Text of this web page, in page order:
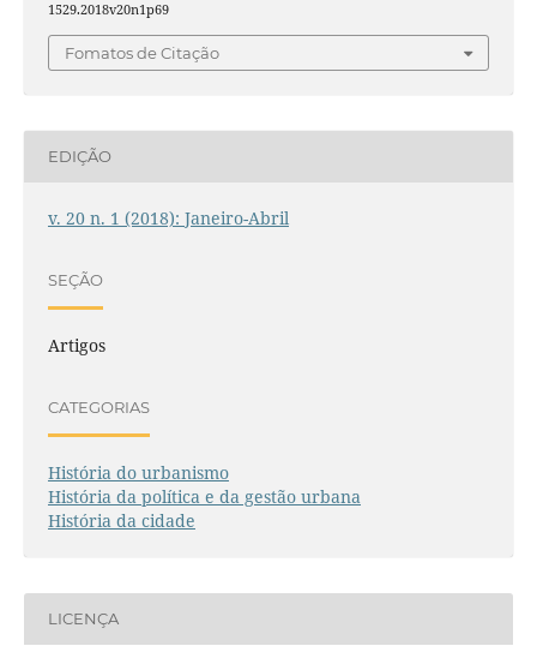
1529.2018v20n1p69
Fomatos de Citação
EDIÇÃO
v. 20 n. 1 (2018): Janeiro-Abril
SEÇÃO
Artigos
CATEGORIAS
História do urbanismo
História da política e da gestão urbana
História da cidade
LICENÇA